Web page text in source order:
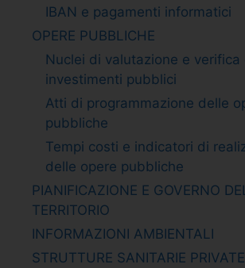
IBAN e pagamenti informatici
OPERE PUBBLICHE
Nuclei di valutazione e verifica
investimenti pubblici
Atti di programmazione delle
pubbliche
Tempi costi e indicatori di
delle opere pubbliche
PIANIFICAZIONE E GOVERNO DEL
TERRITORIO
INFORMAZIONI AMBIENTALI
STRUTTURE SANITARIE PRIVATE